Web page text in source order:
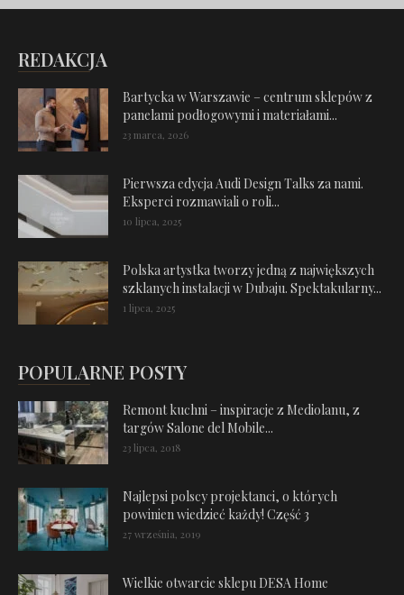
REDAKCJA
Bartycka w Warszawie – centrum sklepów z
panelami podłogowymi i materiałami...
23 marca, 2026
Pierwsza edycja Audi Design Talks za nami.
Eksperci rozmawiali o roli...
10 lipca, 2025
Polska artystka tworzy jedną z największych
szklanych instalacji w Dubaju. Spektakularny...
1 lipca, 2025
POPULARNE POSTY
Remont kuchni – inspiracje z Mediolanu, z
targów Salone del Mobile...
23 lipca, 2018
Najlepsi polscy projektanci, o których
powinien wiedzieć każdy! Część 3
27 września, 2019
Wielkie otwarcie sklepu DESA Home